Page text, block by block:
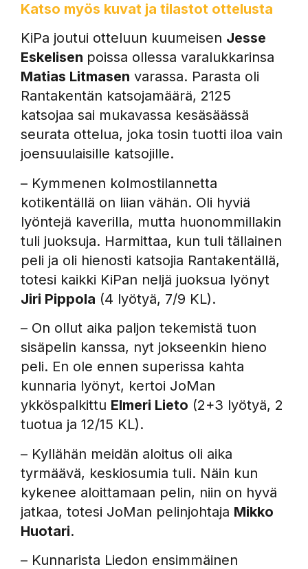
Katso myös kuvat ja tilastot ottelusta
KiPa joutui otteluun kuumeisen Jesse
Eskelisen poissa ollessa varalukkarinsa
Matias Litmasen varassa. Parasta oli
Rantakentän katsojamäärä, 2125
katsojaa sai mukavassa kesäsäässä
seurata ottelua, joka tosin tuotti iloa vain
joensuulaisille katsojille.
– Kymmenen kolmostilannetta
kotikentällä on liian vähän. Oli hyviä
lyöntejä kaverilla, mutta huonommillakin
tuli juoksuja. Harmittaa, kun tuli tällainen
peli ja oli hienosti katsojia Rantakentällä,
totesi kaikki KiPan neljä juoksua lyönyt
Jiri Pippola (4 lyötyä, 7/9 KL).
– On ollut aika paljon tekemistä tuon
sisäpelin kanssa, nyt jokseenkin hieno
peli. En ole ennen superissa kahta
kunnaria lyönyt, kertoi JoMan
ykköspalkittu Elmeri Lieto (2+3 lyötyä, 2
tuotua ja 12/15 KL).
– Kyllähän meidän aloitus oli aika
tyrmäävä, keskiosumia tuli. Näin kun
kykenee aloittamaan pelin, niin on hyvä
jatkaa, totesi JoMan pelinjohtaja Mikko
Huotari.
– Kunnarista Liedon ensimmäinen